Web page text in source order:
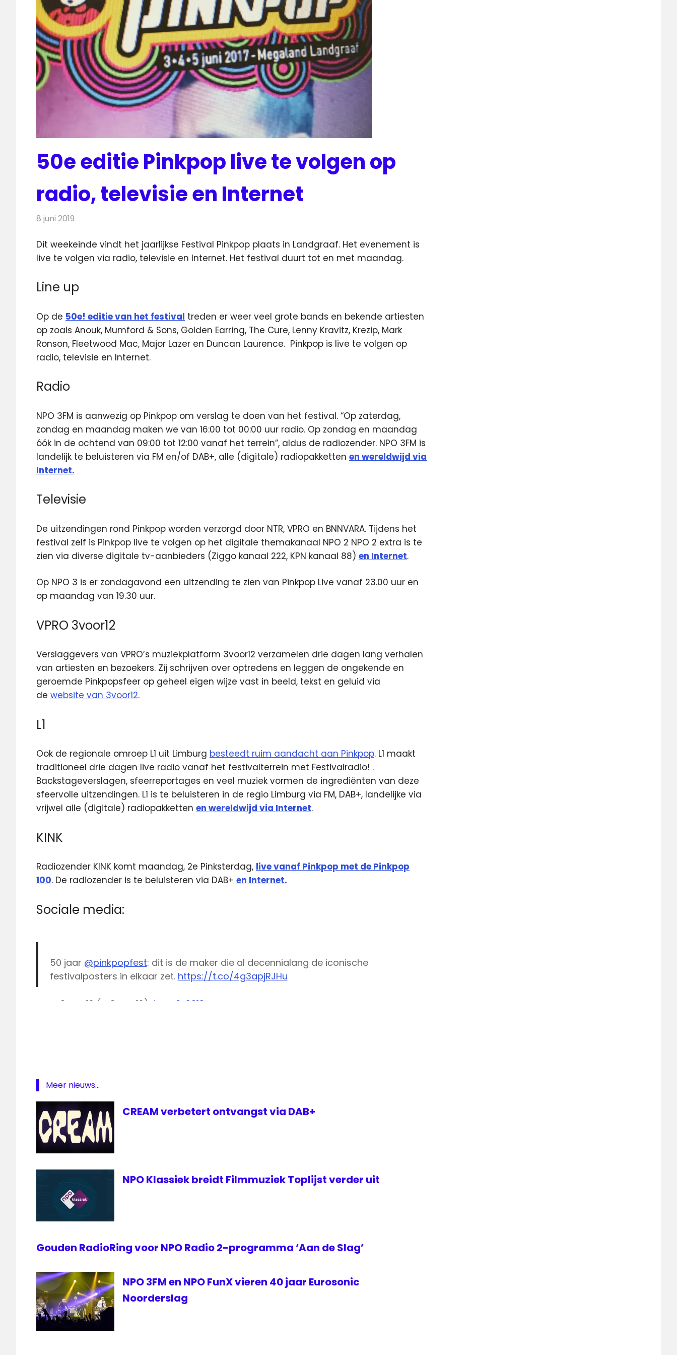
50e editie Pinkpop live te volgen op
radio, televisie en Internet
8 juni 2019
Dit weekeinde vindt het jaarlijkse Festival Pinkpop plaats in Landgraaf. Het evenement is
live te volgen via radio, televisie en Internet. Het festival duurt tot en met maandag.
Line up
Op de 50e! editie van het festival treden er weer veel grote bands en bekende artiesten
op zoals Anouk, Mumford & Sons, Golden Earring, The Cure, Lenny Kravitz, Krezip, Mark
Ronson, Fleetwood Mac, Major Lazer en Duncan Laurence. Pinkpop is live te volgen op
radio, televisie en Internet.
Radio
NPO 3FM is aanwezig op Pinkpop om verslag te doen van het festival. “Op zaterdag,
zondag en maandag maken we van 16:00 tot 00:00 uur radio. Op zondag en maandag
óók in de ochtend van 09:00 tot 12:00 vanaf het terrein”, aldus de radiozender. NPO 3FM is
landelijk te beluisteren via FM en/of DAB+, alle (digitale) radiopakketten en wereldwijd via
Internet.
Televisie
De uitzendingen rond Pinkpop worden verzorgd door NTR, VPRO en BNNVARA. Tijdens het
festival zelf is Pinkpop live te volgen op het digitale themakanaal NPO 2 NPO 2 extra is te
zien via diverse digitale tv-aanbieders (Ziggo kanaal 222, KPN kanaal 88) en Internet.
Op NPO 3 is er zondagavond een uitzending te zien van Pinkpop Live vanaf 23.00 uur en
op maandag van 19.30 uur.
VPRO 3voor12
Verslaggevers van VPRO’s muziekplatform 3voor12 verzamelen drie dagen lang verhalen
van artiesten en bezoekers. Zij schrijven over optredens en leggen de ongekende en
geroemde Pinkpopsfeer op geheel eigen wijze vast in beeld, tekst en geluid via
de website van 3voor12.
L1
Ook de regionale omroep L1 uit Limburg besteedt ruim aandacht aan Pinkpop. ​​L1 maakt
traditioneel drie dagen live radio vanaf het festivalterrein met Festivalradio! .
Backstageverslagen, sfeerreportages en veel muziek vormen de ingrediënten van deze
sfeervolle uitzendingen. L1 is te beluisteren in de regio Limburg via FM, DAB+, landelijke via
vrijwel alle (digitale) radiopakketten en wereldwijd via Internet.
KINK
Radiozender KINK komt maandag, 2e Pinksterdag, live vanaf Pinkpop met de Pinkpop
100. De radiozender is te beluisteren via DAB+ en Internet.
Sociale media:
50 jaar @pinkpopfest: dit is de maker die al decennialang de iconische
festivalposters in elkaar zet. https://t.co/4g3apjRJHu
— 3voor12 (@3voor12) June 6, 2019
Pinkpop
Pinkpop
NPO
2
Extra
3
Pinkpop
Meer nieuws...
CREAM verbetert ontvangst via DAB+
NPO Klassiek breidt Filmmuziek Toplijst verder uit
Gouden RadioRing voor NPO Radio 2-programma ‘Aan de Slag’
NPO 3FM en NPO FunX vieren 40 jaar Eurosonic
Noorderslag